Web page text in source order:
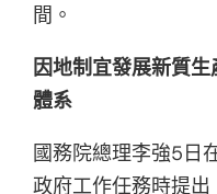
間。
因地制宜發展新質
體系
國務院總理李強5日
政府工作任務時提